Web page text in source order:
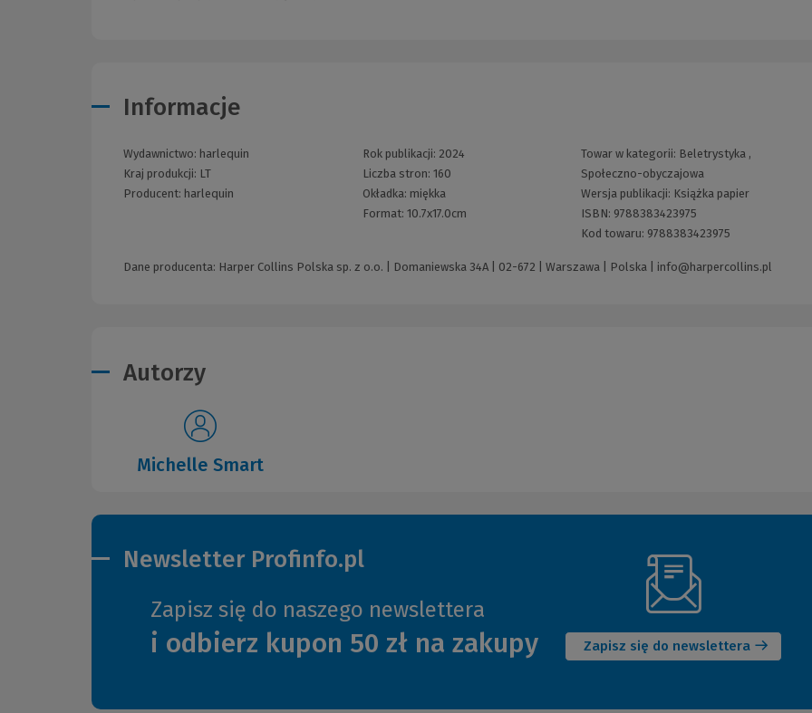
Informacje
Wydawnictwo: harlequin
Kraj produkcji: LT
Producent: harlequin
Rok publikacji: 2024
Liczba stron:160
Okładka: miękka
Format:10.7x17.0cm
Towar w kategorii: Beletrystyka,
Społeczno-obyczajowa
Wersja publikacji: Książka papier
ISBN: 9788383423975
Kod towaru: 9788383423975
Dane producenta: Harper Collins Polska sp. z o.o. | Domaniewska 34A | 02-672 | Warszawa | Polska | info@harpercollins.pl
Autorzy
Michelle Smart
Newsletter Profinfo.pl
Zapisz się do naszego newslettera
i odbierz kupon 50 zł na zakupy Zapisz się do newslettera
okno)